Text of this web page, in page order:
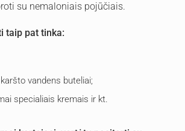
su nemaloniais pojūčiais.
taip pat tinka:
vandens buteliai;
specialiais kremais ir kt.